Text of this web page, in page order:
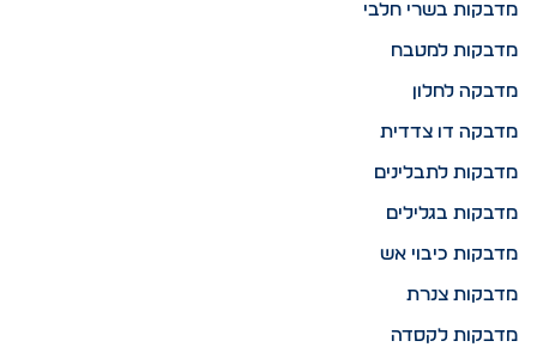
מדבקות בשרי חלבי
מדבקות למטבח
מדבקה לחלון
מדבקה דו צדדית
מדבקות לתבלינים
מדבקות בגלילים
מדבקות כיבוי אש
מדבקות צנרת
מדבקות לקסדה